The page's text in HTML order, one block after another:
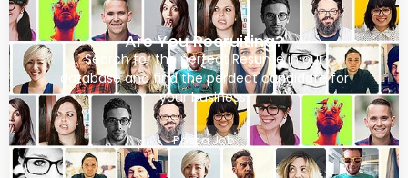
Are You Recruiting?
Search for the perfect Resume in our
database and find the perdect candidate for
your business.
Post a Job